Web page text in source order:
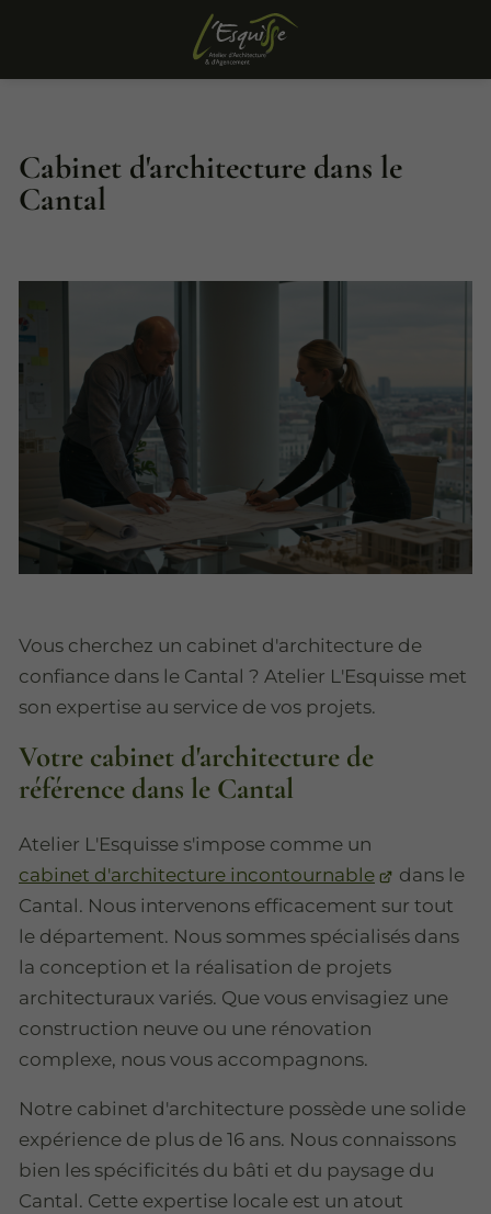
Cabinet d'architecture dans le
Cantal
Vous cherchez un cabinet d'architecture de
confiance dans le Cantal ? Atelier L'Esquisse met
son expertise au service de vos projets.
Votre cabinet d'architecture de
référence dans le Cantal
Atelier L'Esquisse s'impose comme un
cabinet d'architecture incontournable
dans le
Cantal. Nous intervenons efficacement sur tout
le département. Nous sommes spécialisés dans
la conception et la réalisation de projets
architecturaux variés. Que vous envisagiez une
construction neuve ou une rénovation
complexe, nous vous accompagnons.
Notre cabinet d'architecture possède une solide
expérience de plus de 16 ans. Nous connaissons
bien les spécificités du bâti et du paysage du
Cantal. Cette expertise locale est un atout